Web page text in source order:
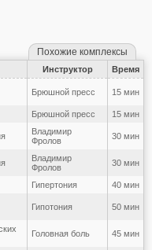
Похожие комплексы
Инструктор
Время
Брюшной пресс 15 мин
Брюшной пресс 15 мин
Владимир
Фролов
30 мин
Владимир
Фролов
30 мин
Гипертония
40 мин
Гипотония 50 мин
Головная боль 45 мин